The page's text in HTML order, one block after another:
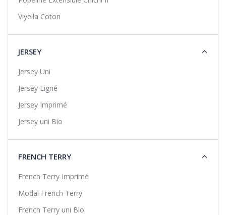
Viyella Coton
JERSEY
Jersey Uni
Jersey Ligné
Jersey Imprimé
Jersey uni Bio
FRENCH TERRY
French Terry Imprimé
Modal French Terry
French Terry uni Bio